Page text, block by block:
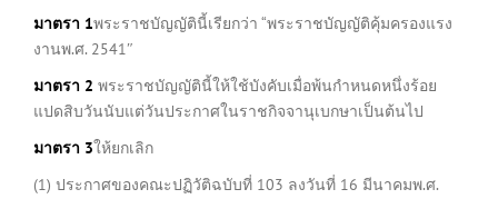
มาตรา 1พระราชบัญญัตินี้เรียกว่า “พระราชบัญญัติคุ้มครองแรง
งานพ.ศ. 2541″
มาตรา 2 พระราชบัญญัตินี้ให้ใช้บังคับเมื่อพ้นกำหนดหนึ่งร้อย
แปดสิบวันนับแต่วันประกาศในราชกิจจานุเบกษาเป็นต้นไป
มาตรา 3ให้ยกเลิก
(1) ประกาศของคณะปฏิวัติฉบับที่ 103 ลงวันที่ 16 มีนาคมพ.ศ.